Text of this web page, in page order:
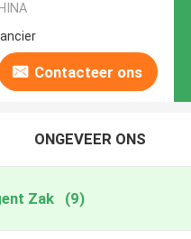
Contacteer ons
ONGEVEER ONS
Zak (9)